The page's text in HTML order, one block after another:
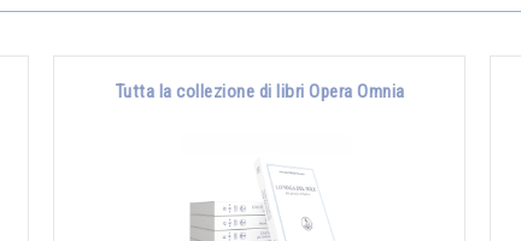
Tutta la collezione di libri Opera Omnia